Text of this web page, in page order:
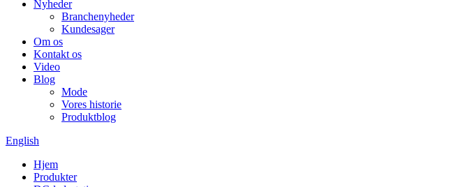
Nyheder
Branchenyheder
Kundesager
Om os
Kontakt os
Video
Blog
Mode
Vores historie
Produktblog
English
Hjem
Produkter